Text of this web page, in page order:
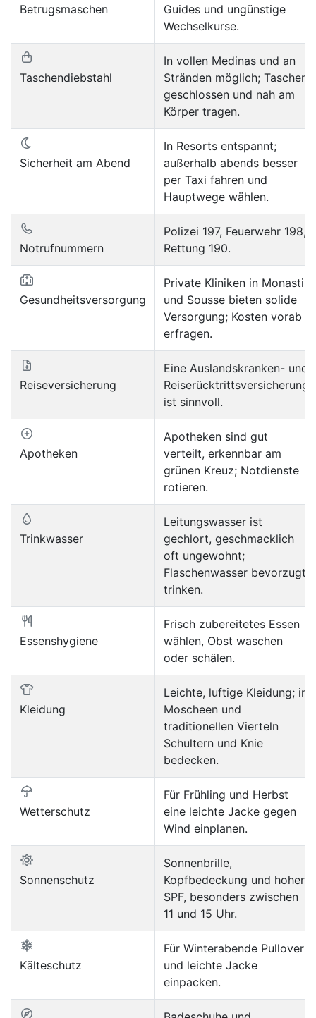
Betrugsmaschen
Guides und ungünstige
Wechselkurse.
Taschendiebstahl
In vollen Medinas und an
Stränden möglich; Taschen
geschlossen und nah am
Körper tragen.
Sicherheit am Abend
In Resorts entspannt;
außerhalb abends besser
per Taxi fahren und
Hauptwege wählen.
Notrufnummern
Polizei 197, Feuerwehr 198,
Rettung 190.
Gesundheitsversorgung
Private Kliniken in Monastir
und Sousse bieten solide
Versorgung; Kosten vorab
erfragen.
Reiseversicherung
Eine Auslandskranken- und
Reiserücktrittsversicherung
ist sinnvoll.
Apotheken
Apotheken sind gut
verteilt, erkennbar am
grünen Kreuz; Notdienste
rotieren.
Trinkwasser
Leitungswasser ist
gechlort, geschmacklich
oft ungewohnt;
Flaschenwasser bevorzugt
trinken.
Essenshygiene
Frisch zubereitetes Essen
wählen, Obst waschen
oder schälen.
Kleidung
Leichte, luftige Kleidung; in
Moscheen und
traditionellen Vierteln
Schultern und Knie
bedecken.
Wetterschutz
Für Frühling und Herbst
eine leichte Jacke gegen
Wind einplanen.
Sonnenschutz
Sonnenbrille,
Kopfbedeckung und hoher
SPF, besonders zwischen
11 und 15 Uhr.
Kälteschutz
Für Winterabende Pullover
und leichte Jacke
einpacken.